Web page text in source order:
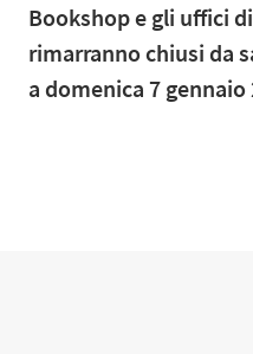
Bookshop e gli uffici
rimarranno chiusi da
a domenica 7